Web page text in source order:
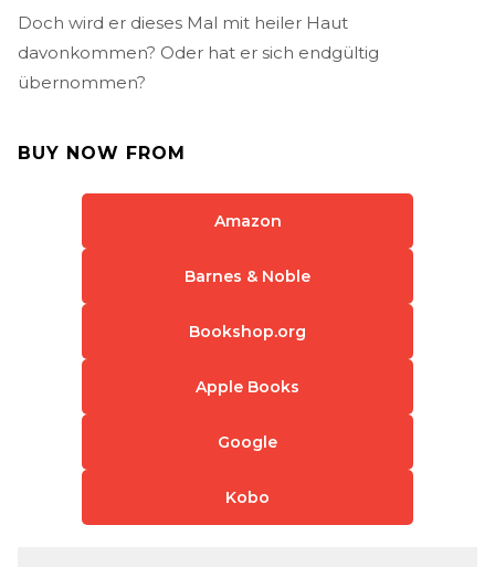
Doch wird er dieses Mal mit heiler Haut
davonkommen? Oder hat er sich endgültig
übernommen?
BUY NOW FROM
Amazon
Barnes & Noble
Bookshop.org
Apple Books
Google
Kobo